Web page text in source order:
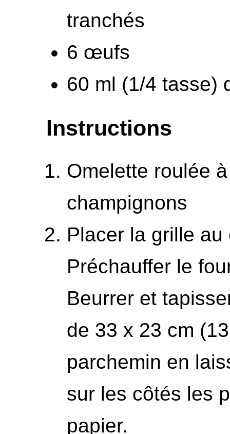
tranchés
6 œufs
60 ml (1/4 tasse)
Instructions
Omelette roulée
champignons
Placer la grille
Préchauffer le
Beurrer et
de 33 x 23 cm
parchemin en
sur les côtés les
papier.